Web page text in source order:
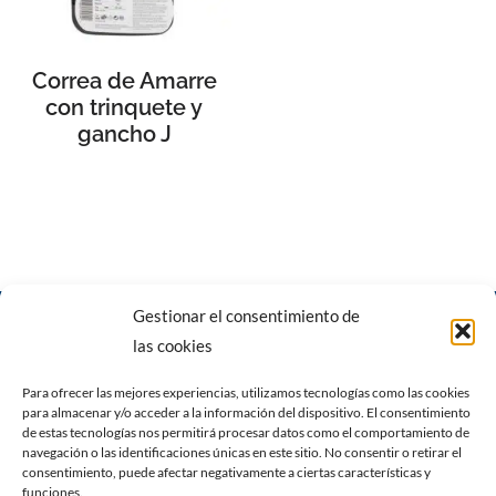
Gestionar el consentimiento de
las cookies
Para ofrecer las mejores experiencias, utilizamos tecnologías como las cookies
para almacenar y/o acceder a la información del dispositivo. El consentimiento
de estas tecnologías nos permitirá procesar datos como el comportamiento de
navegación o las identificaciones únicas en este sitio. No consentir o retirar el
consentimiento, puede afectar negativamente a ciertas características y
funciones.
Correa de Amarre
con trinquete y
gancho J
Carrer del Pare Caldés, 6, 07620 Llucmajor, Illes Balears|Calle
gremi fusters n7, nave 1. Polígono de son castelló 07009